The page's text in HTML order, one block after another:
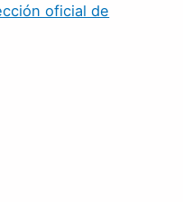
oficial de